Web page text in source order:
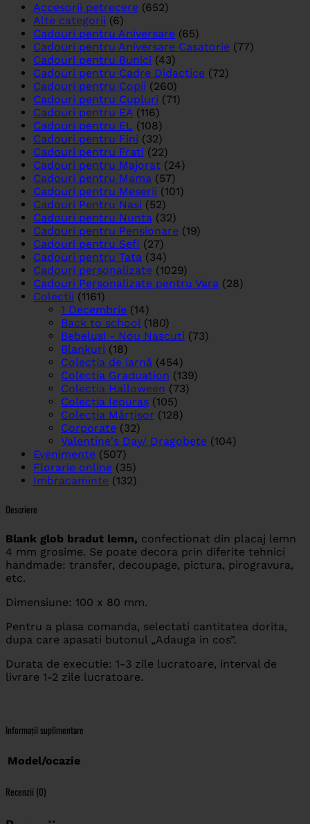
Accesorii petrecere (652)
Alte categorii (6)
Cadouri pentru Aniversare (65)
Cadouri pentru Aniversare Casatorie (77)
Cadouri pentru Bunici (43)
Cadouri pentru Cadre Didactice (72)
Cadouri pentru Copii (260)
Cadouri pentru Cupluri (71)
Cadouri pentru EA (116)
Cadouri pentru EL (108)
Cadouri pentru Fini (32)
Cadouri pentru Frati (22)
Cadouri pentru Majorat (24)
Cadouri pentru Mama (57)
Cadouri pentru Meserii (101)
Cadouri Pentru Nasi (52)
Cadouri pentru Nunta (32)
Cadouri pentru Pensionare (19)
Cadouri pentru Sefi (27)
Cadouri pentru Tata (34)
Cadouri personalizate (1029)
Cadouri Personalizate pentru Vara (28)
Colectii (1161)
1 Decembrie (14)
Back to school (180)
Bebelusi - Nou Nascuti (73)
Blankuri (18)
Colecția de iarnă (454)
Colectia Graduation (139)
Colectia Halloween (73)
Colecția Iepuraș (105)
Colecția Mărțișor (128)
Corporate (32)
Valentine's Day/ Dragobete (104)
Evenimente (507)
Florarie online (35)
Imbracaminte (132)
Descriere
Blank glob bradut lemn, confectionat din placaj lemn
4 mm grosime. Se poate decora prin diferite tehnici
handmade: transfer, decoupage, pictura, pirogravura,
etc.
Dimensiune: 100 x 80 mm.
Pentru a plasa comanda, selectati cantitatea dorita,
dupa care apasati butonul „Adauga in cos”.
Durata de executie: 1-3 zile lucratoare, interval de
livrare 1-2 zile lucratoare.
Informații suplimentare
Model/ocazie
Recenzii (0)